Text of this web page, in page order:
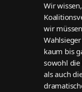
Wir
wir
kaum bis
sowohl die
als auch